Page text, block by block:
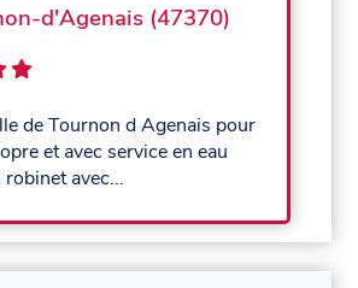
d'Agenais (47370)
de Tournon d Agenais pour
et avec service en eau
avec...